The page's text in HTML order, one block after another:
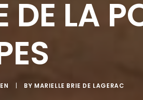
DE LA
| BY MARIELLE BRIE DE LAGERAC